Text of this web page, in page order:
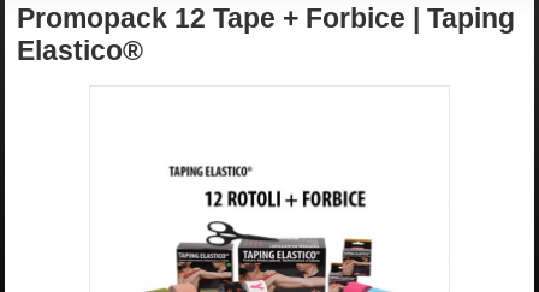
Promopack 12 Tape + Forbice | Taping
Elastico®